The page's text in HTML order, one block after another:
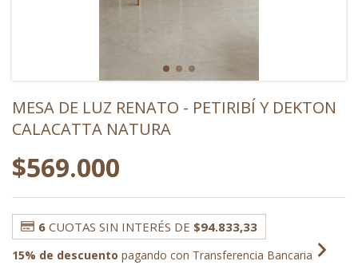
MESA DE LUZ RENATO - PETIRIBÍ Y DEKTON
CALACATTA NATURA
$569.000
6 CUOTAS SIN INTERÉS DE $94.833,33
15% de descuento pagando con Transferencia Bancaria